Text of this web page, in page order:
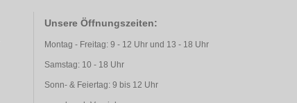
Unsere Öffnungszeiten:
Montag - Freitag: 9 - 12 Uhr und 13 - 18 Uhr
Samstag: 10 - 18 Uhr
Sonn- & Feiertag: 9 bis 12 Uhr